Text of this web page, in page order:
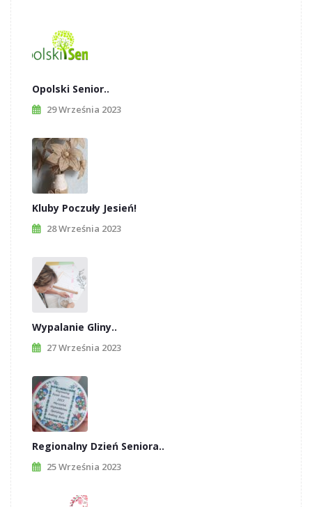
Opolski Senior..
29 Września 2023
Kluby Poczuły Jesień!
28 Września 2023
Wypalanie Gliny..
27 Września 2023
Regionalny Dzień Seniora..
25 Września 2023